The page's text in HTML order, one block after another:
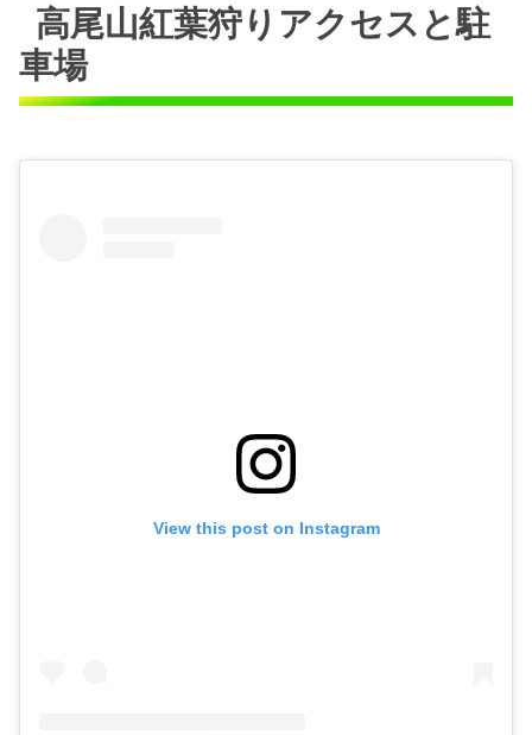
高尾山紅葉狩りアクセスと駐
車場
View this post on Instagram